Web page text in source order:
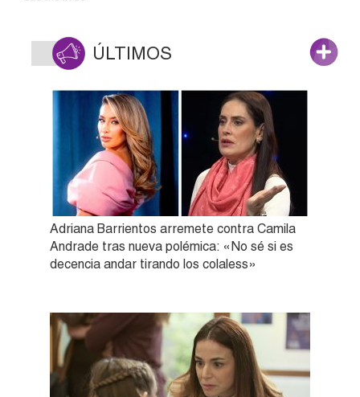
ÚLTIMOS
Adriana Barrientos arremete contra Camila
Andrade tras nueva polémica: «No sé si es
decencia andar tirando los colaless»